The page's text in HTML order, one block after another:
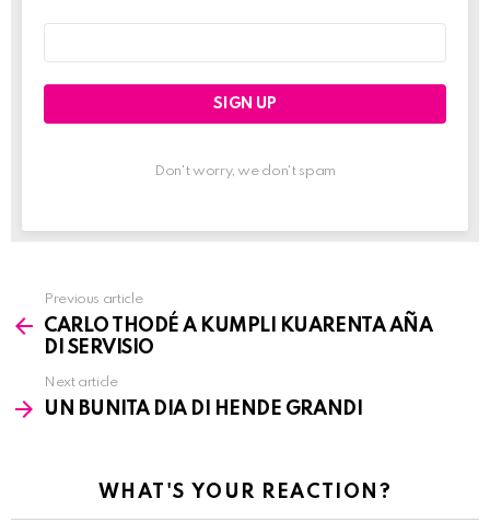
Don't worry, we don't spam
more
Previous article
CARLO THODÉ A KUMPLI KUARENTA AÑA
DI SERVISIO
Next article
UN BUNITA DIA DI HENDE GRANDI
WHAT'S YOUR REACTION?